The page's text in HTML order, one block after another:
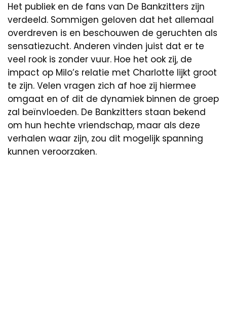
Het publiek en de fans van De Bankzitters zijn
verdeeld. Sommigen geloven dat het allemaal
overdreven is en beschouwen de geruchten als
sensatiezucht. Anderen vinden juist dat er te
veel rook is zonder vuur. Hoe het ook zij, de
impact op Milo’s relatie met Charlotte lijkt groot
te zijn. Velen vragen zich af hoe zij hiermee
omgaat en of dit de dynamiek binnen de groep
zal beïnvloeden. De Bankzitters staan bekend
om hun hechte vriendschap, maar als deze
verhalen waar zijn, zou dit mogelijk spanning
kunnen veroorzaken.